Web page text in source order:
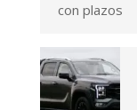
con plazos